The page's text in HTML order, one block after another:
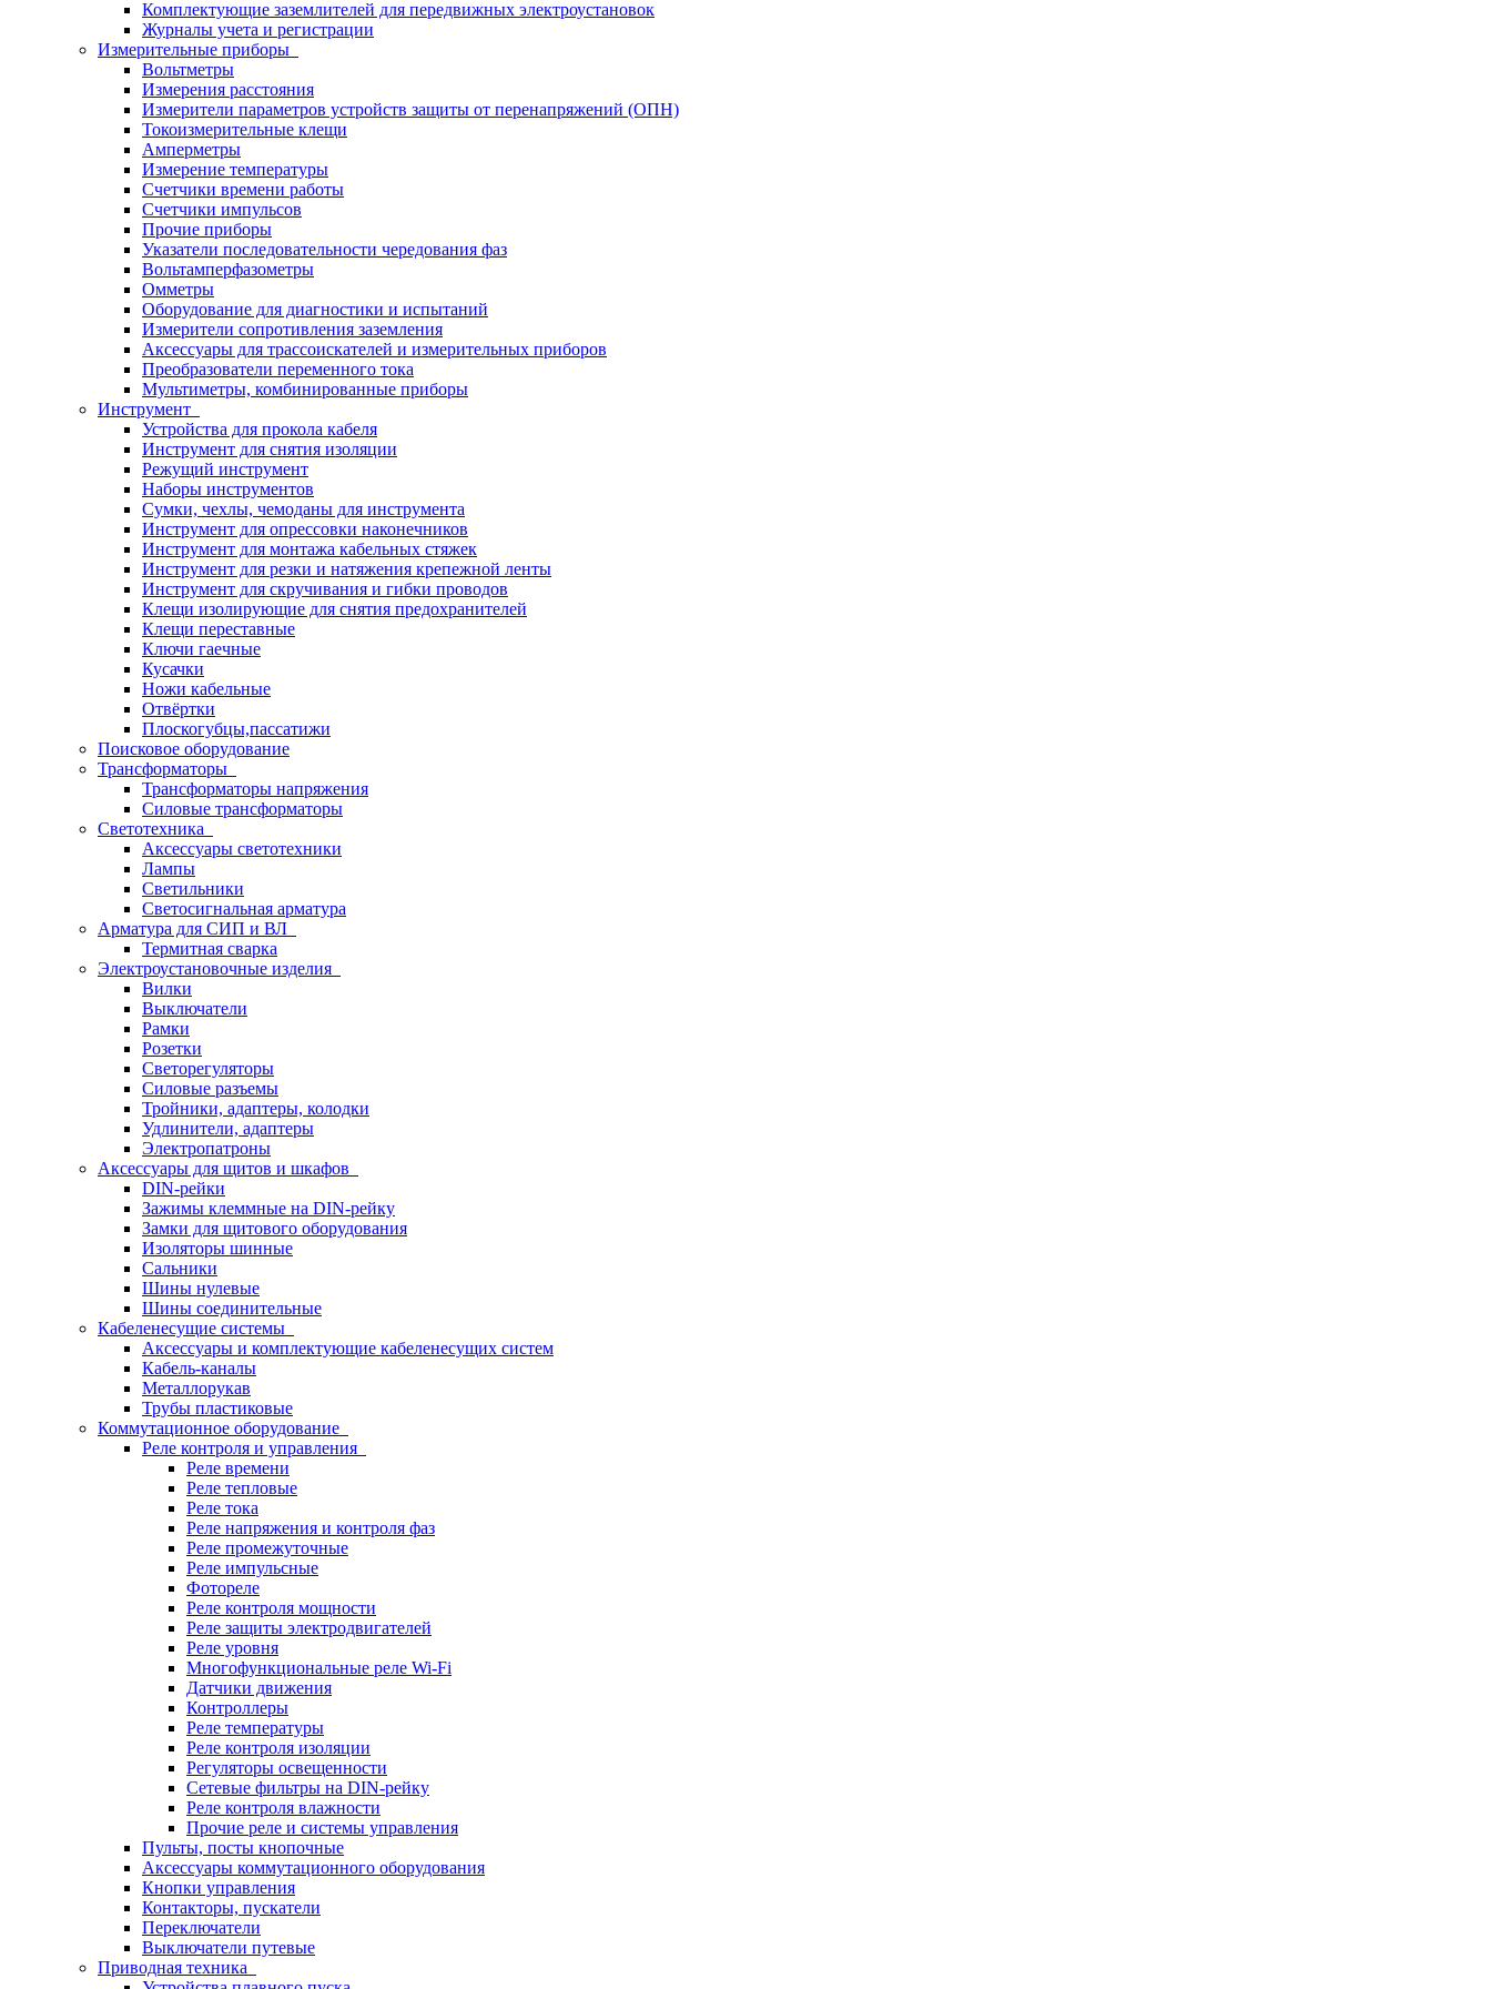
Комплектующие заземлителей для передвижных электроустановок
Журналы учета и регистрации
Измерительные приборы
Вольтметры
Измерения расстояния
Измерители параметров устройств защиты от перенапряжений (ОПН)
Токоизмерительные клещи
Амперметры
Измерение температуры
Счетчики времени работы
Счетчики импульсов
Прочие приборы
Указатели последовательности чередования фаз
Вольтамперфазометры
Омметры
Оборудование для диагностики и испытаний
Измерители сопротивления заземления
Аксессуары для трассоискателей и измерительных приборов
Преобразователи переменного тока
Мультиметры, комбинированные приборы
Инструмент
Устройства для прокола кабеля
Инструмент для снятия изоляции
Режущий инструмент
Наборы инструментов
Сумки, чехлы, чемоданы для инструмента
Инструмент для опрессовки наконечников
Инструмент для монтажа кабельных стяжек
Инструмент для резки и натяжения крепежной ленты
Инструмент для скручивания и гибки проводов
Клещи изолирующие для снятия предохранителей
Клещи переставные
Ключи гаечные
Кусачки
Ножи кабельные
Отвёртки
Плоскогубцы,пассатижи
Поисковое оборудование
Трансформаторы
Трансформаторы напряжения
Силовые трансформаторы
Светотехника
Аксессуары светотехники
Лампы
Светильники
Светосигнальная арматура
Арматура для СИП и ВЛ
Термитная сварка
Электроустановочные изделия
Вилки
Выключатели
Рамки
Розетки
Светорегуляторы
Силовые разъемы
Тройники, адаптеры, колодки
Удлинители, адаптеры
Электропатроны
Аксессуары для щитов и шкафов
DIN-рейки
Зажимы клеммные на DIN-рейку
Замки для щитового оборудования
Изоляторы шинные
Сальники
Шины нулевые
Шины соединительные
Кабеленесущие системы
Аксессуары и комплектующие кабеленесущих систем
Кабель-каналы
Металлорукав
Трубы пластиковые
Коммутационное оборудование
Реле контроля и управления
Реле времени
Реле тепловые
Реле тока
Реле напряжения и контроля фаз
Реле промежуточные
Реле импульсные
Фотореле
Реле контроля мощности
Реле защиты электродвигателей
Реле уровня
Многофункциональные реле Wi-Fi
Датчики движения
Контроллеры
Реле температуры
Реле контроля изоляции
Регуляторы освещенности
Сетевые фильтры на DIN-рейку
Реле контроля влажности
Прочие реле и системы управления
Пульты, посты кнопочные
Аксессуары коммутационного оборудования
Кнопки управления
Контакторы, пускатели
Переключатели
Выключатели путевые
Приводная техника